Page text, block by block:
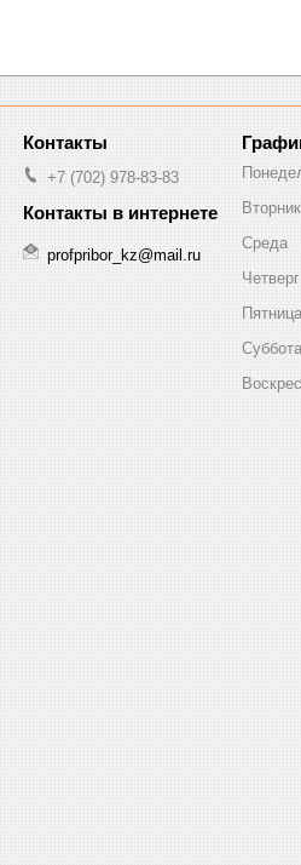
+7 (702) 978-83-83
profpribor_kz@mail.ru
Вторник
Среда
Четверг
Пятница
Суббота